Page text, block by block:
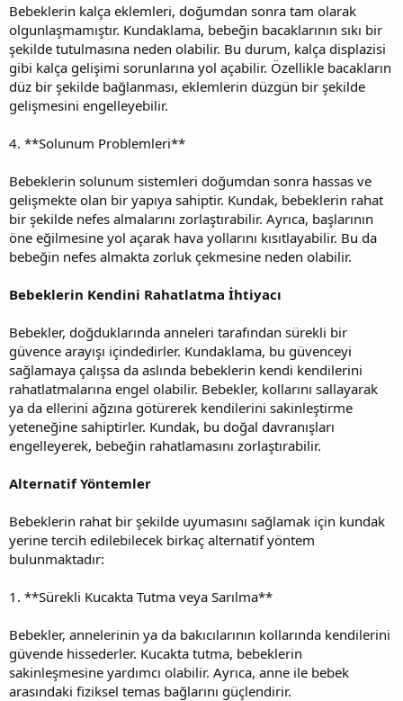
Bebeklerin kalça eklemleri, doğumdan sonra tam olarak
olgunlaşmamıştır. Kundaklama, bebeğin bacaklarının sıkı bir
şekilde tutulmasına neden olabilir. Bu durum, kalça displazisi
gibi kalça gelişimi sorunlarına yol açabilir. Özellikle bacakların
düz bir şekilde bağlanması, eklemlerin düzgün bir şekilde
gelişmesini engelleyebilir.
4. **Solunum Problemleri**
Bebeklerin solunum sistemleri doğumdan sonra hassas ve
gelişmekte olan bir yapıya sahiptir. Kundak, bebeklerin rahat
bir şekilde nefes almalarını zorlaştırabilir. Ayrıca, başlarının
öne eğilmesine yol açarak hava yollarını kısıtlayabilir. Bu da
bebeğin nefes almakta zorluk çekmesine neden olabilir.
Bebeklerin Kendini Rahatlatma İhtiyacı
Bebekler, doğduklarında anneleri tarafından sürekli bir
güvence arayışı içindedirler. Kundaklama, bu güvenceyi
sağlamaya çalışsa da aslında bebeklerin kendi kendilerini
rahatlatmalarına engel olabilir. Bebekler, kollarını sallayarak
ya da ellerini ağzına götürerek kendilerini sakinleştirme
yeteneğine sahiptirler. Kundak, bu doğal davranışları
engelleyerek, bebeğin rahatlamasını zorlaştırabilir.
Alternatif Yöntemler
Bebeklerin rahat bir şekilde uyumasını sağlamak için kundak
yerine tercih edilebilecek birkaç alternatif yöntem
bulunmaktadır:
1. **Sürekli Kucakta Tutma veya Sarılma**
Bebekler, annelerinin ya da bakıcılarının kollarında kendilerini
güvende hissederler. Kucakta tutma, bebeklerin
sakinleşmesine yardımcı olabilir. Ayrıca, anne ile bebek
arasındaki fiziksel temas bağlarını güçlendirir.